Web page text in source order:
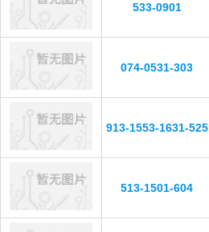
533-0901
074-0531-303
913-1553-1631-525
513-1501-604